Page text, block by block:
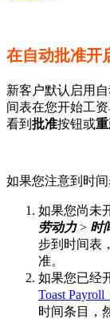
在自动批准开
新客户默认启用
间表在您开始工
看到 批准按钮或
如果您注意到时
如果您尚未
劳动力> 时
步到时间表
准。
如果您已经
Toast
时间条目，